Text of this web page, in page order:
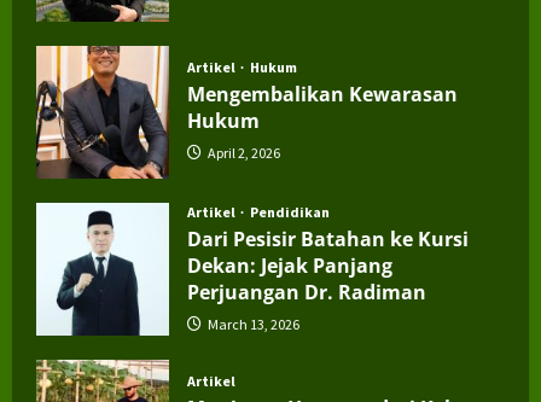
Artikel Hukum
Mengembalikan Kewarasan
Hukum
April 2, 2026
Artikel Pendidikan
Dari Pesisir Batahan ke Kursi
Dekan: Jejak Panjang
Perjuangan Dr. Radiman
March 13, 2026
Artikel